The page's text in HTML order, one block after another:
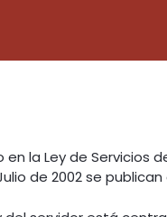
la Ley de Servicios
de 2002 se